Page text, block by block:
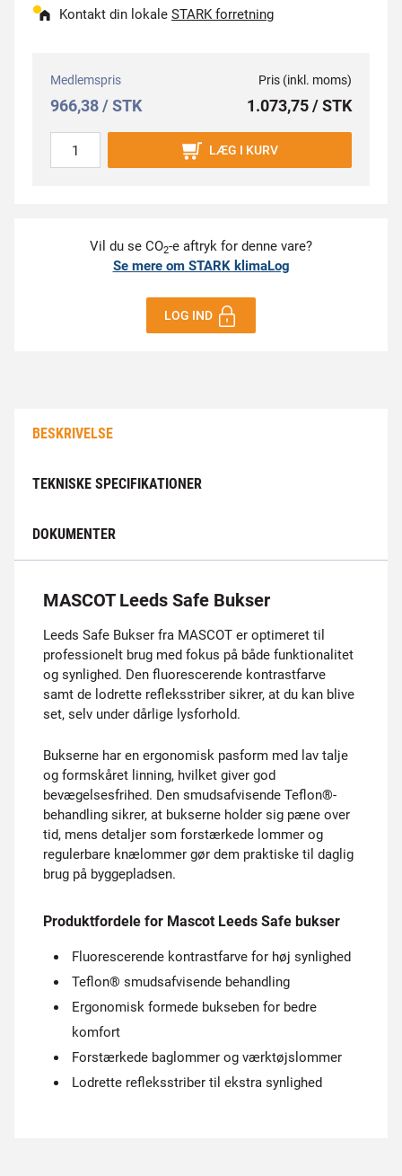
Kontakt din lokale STARK forretning
Medlemspris
966,38 / STK
Pris (inkl. moms)
1.073,75 / STK
LÆG I KURV
Vil du se CO2-e aftryk for denne vare?
Se mere om STARK klimaLog
LOG IND
BESKRIVELSE
TEKNISKE SPECIFIKATIONER
DOKUMENTER
MASCOT Leeds Safe Bukser
Leeds Safe Bukser fra MASCOT er optimeret til
professionelt brug med fokus på både funktionalitet
og synlighed. Den fluorescerende kontrastfarve
samt de lodrette refleksstriber sikrer, at du kan blive
set, selv under dårlige lysforhold.
Bukserne har en ergonomisk pasform med lav talje
og formskåret linning, hvilket giver god
bevægelsesfrihed. Den smudsafvisende Teflon®-
behandling sikrer, at bukserne holder sig pæne over
tid, mens detaljer som forstærkede lommer og
regulerbare knælommer gør dem praktiske til daglig
brug på byggepladsen.
Produktfordele for Mascot Leeds Safe bukser
Fluorescerende kontrastfarve for høj synlighed
Teflon® smudsafvisende behandling
Ergonomisk formede bukseben for bedre
komfort
Forstærkede baglommer og værktøjslommer
Lodrette refleksstriber til ekstra synlighed